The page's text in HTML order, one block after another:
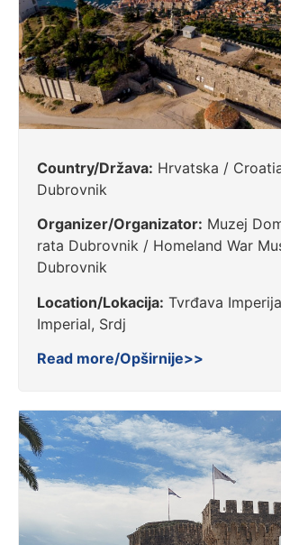
Country/Država: Hrvatska /
Dubrovnik
Organizer/Organizator: Muzej
rata Dubrovnik / Homeland War
Dubrovnik
Location/Lokacija: Tvrđava
Imperial, Srdj
Read more/Opširnije>>